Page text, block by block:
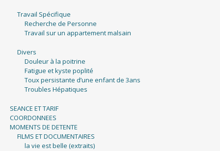
Travail Spécifique
Recherche de Personne
Travail sur un appartement malsain
Divers
Douleur à la poitrine
Fatigue et kyste poplité
Toux persistante d’une enfant de 3ans
Troubles Hépatiques
SEANCE ET TARIF
COORDONNEES
MOMENTS DE DETENTE
FILMS ET DOCUMENTAIRES
la vie est belle (extraits)